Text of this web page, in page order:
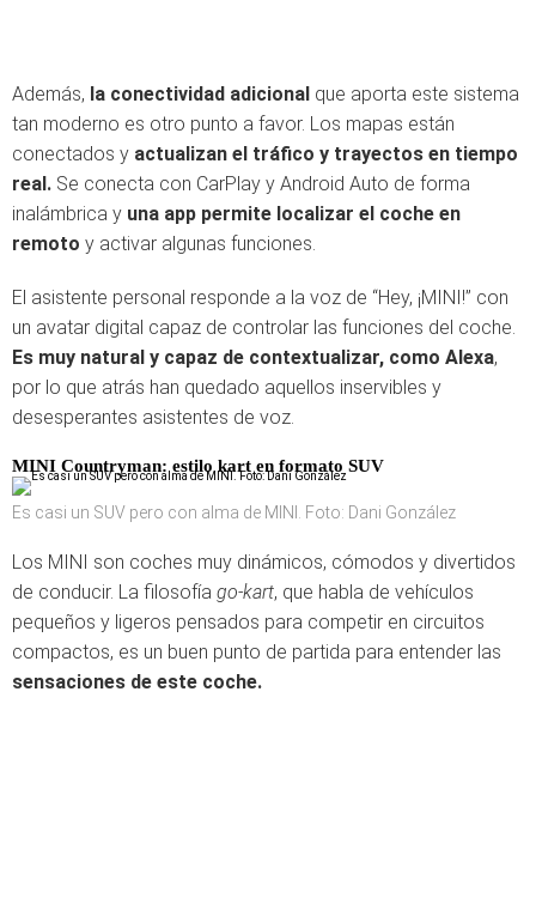
Además, la conectividad adicional que aporta este sistema
tan moderno es otro punto a favor. Los mapas están
conectados y actualizan el tráfico y trayectos en tiempo
real. Se conecta con CarPlay y Android Auto de forma
inalámbrica y una app permite localizar el coche en
remoto y activar algunas funciones.
El asistente personal responde a la voz de “Hey, ¡MINI!” con
un avatar digital capaz de controlar las funciones del coche.
Es muy natural y capaz de contextualizar, como Alexa,
por lo que atrás han quedado aquellos inservibles y
desesperantes asistentes de voz.
MINI Countryman: estilo kart en formato SUV
Es casi un SUV pero con alma de MINI. Foto: Dani González
Los MINI son coches muy dinámicos, cómodos y divertidos
de conducir. La filosofía go-kart, que habla de vehículos
pequeños y ligeros pensados para competir en circuitos
compactos, es un buen punto de partida para entender las
sensaciones de este coche.